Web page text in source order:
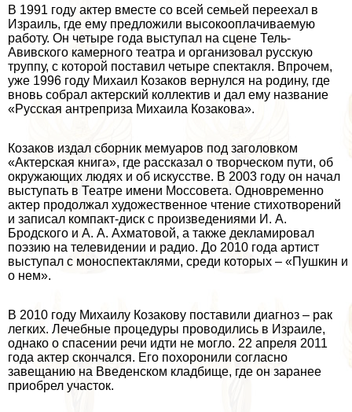
В 1991 году актер вместе со всей семьей переехал в
Израиль, где ему предложили высокооплачиваемую
работу. Он четыре года выступал на сцене Тель-
Авивского камерного театра и организовал русскую
труппу, с которой поставил четыре спектакля. Впрочем,
уже 1996 году Михаил Козаков вернулся на родину, где
вновь собрал актерский коллектив и дал ему название
«Русская антреприза Михаила Козакова».
Козаков издал сборник мемуаров под заголовком
«Актерская книга», где рассказал о творческом пути, об
окружающих людях и об искусстве. В 2003 году он начал
выступать в Театре имени Моссовета. Одновременно
актер продолжал художественное чтение стихотворений
и записал компакт-диск с произведениями И. А.
Бродского и А. А. Ахматовой, а также декламировал
поэзию на телевидении и радио. До 2010 года артист
выступал с моноспектаклями, среди которых – «Пушкин и
о нем».
В 2010 году Михаилу Козакову поставили диагноз – paк
легких. Лечебные процедуры проводились в Израиле,
однако о спасении речи идти не могло. 22 апреля 2011
года актер скончался. Его похоронили согласно
завещанию на Введенском кладбище, где он заранее
приобрел участок.